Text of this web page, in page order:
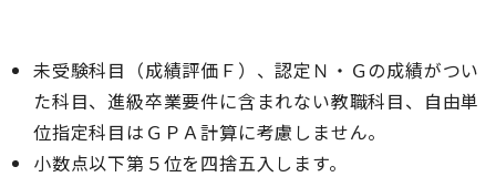
未受験科目（成績評価Ｆ）、認定Ｎ・Ｇの成績がつい
た科目、進級卒業要件に含まれない教職科目、自由単
位指定科目はＧＰＡ計算に考慮しません。
小数点以下第５位を四捨五入します。